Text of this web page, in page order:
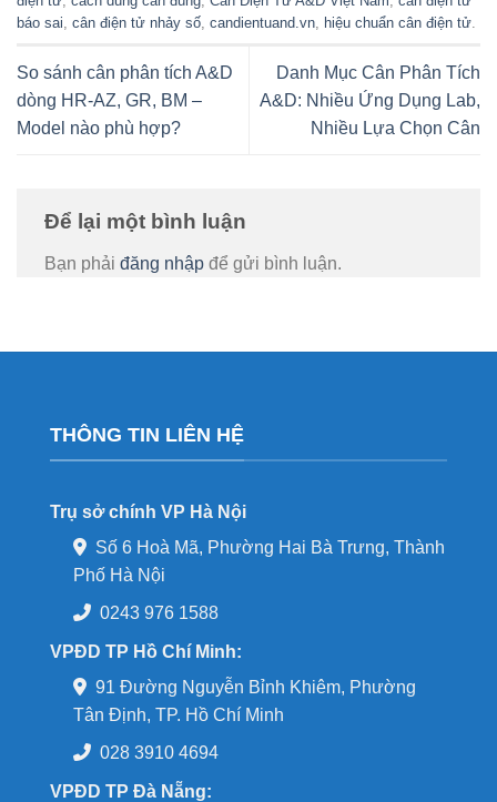
báo sai, cân điện tử nhảy số, candientuand.vn, hiệu chuẩn cân điện tử.
So sánh cân phân tích A&D
dòng HR-AZ, GR, BM –
Model nào phù hợp?
Danh Mục Cân Phân Tích
A&D: Nhiều Ứng Dụng Lab,
Nhiều Lựa Chọn Cân
Để lại một bình luận
Bạn phải đăng nhập để gửi bình luận.
THÔNG TIN LIÊN HỆ
Trụ sở chính VP Hà Nội
Số 6 Hoà Mã, Phường Hai Bà Trưng, Thành
Phố Hà Nội
0243 976 1588
VPĐD TP Hồ Chí Minh:
91 Đường Nguyễn Bỉnh Khiêm, Phường
Tân Định, TP. Hồ Chí Minh
028 3910 4694
VPĐD TP Đà Nẵng: